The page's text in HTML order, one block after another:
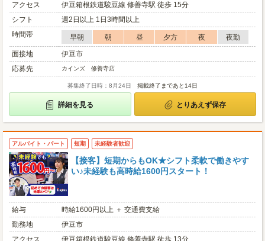
アクセス
伊豆箱根鉄道駿豆線 修善寺駅 徒歩 15分
シフト
週2日以上 1日3時間以上
時間帯
早朝 朝 昼 夕方 夜
夜勤
面接地
伊豆市
応募先
カインズ 修善寺店
募集終了日時：8月24日 掲載終了まであと14日
詳細を見る とりあえず保存
アルバイト・パート 短期 未経験者歓迎
【接客】短期からもOK★シフト柔軟で働きやす
い♪未経験も高時給1600円スタート！
給与
時給1600円以上 ＋ 交通費支給
勤務地
伊豆市
アクセス
伊豆箱根鉄道駿豆線 修善寺駅 徒歩 13分